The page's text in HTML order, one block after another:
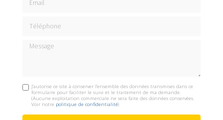
Message
J'autorise ce site à conserver l'ensemble des données transmises dans ce
formulaire pour faciliter le suivi et le traitement de ma demande.
(Aucune exploitation commerciale ne sera faite des données conservées.
Voir notre politique de confidentialité)